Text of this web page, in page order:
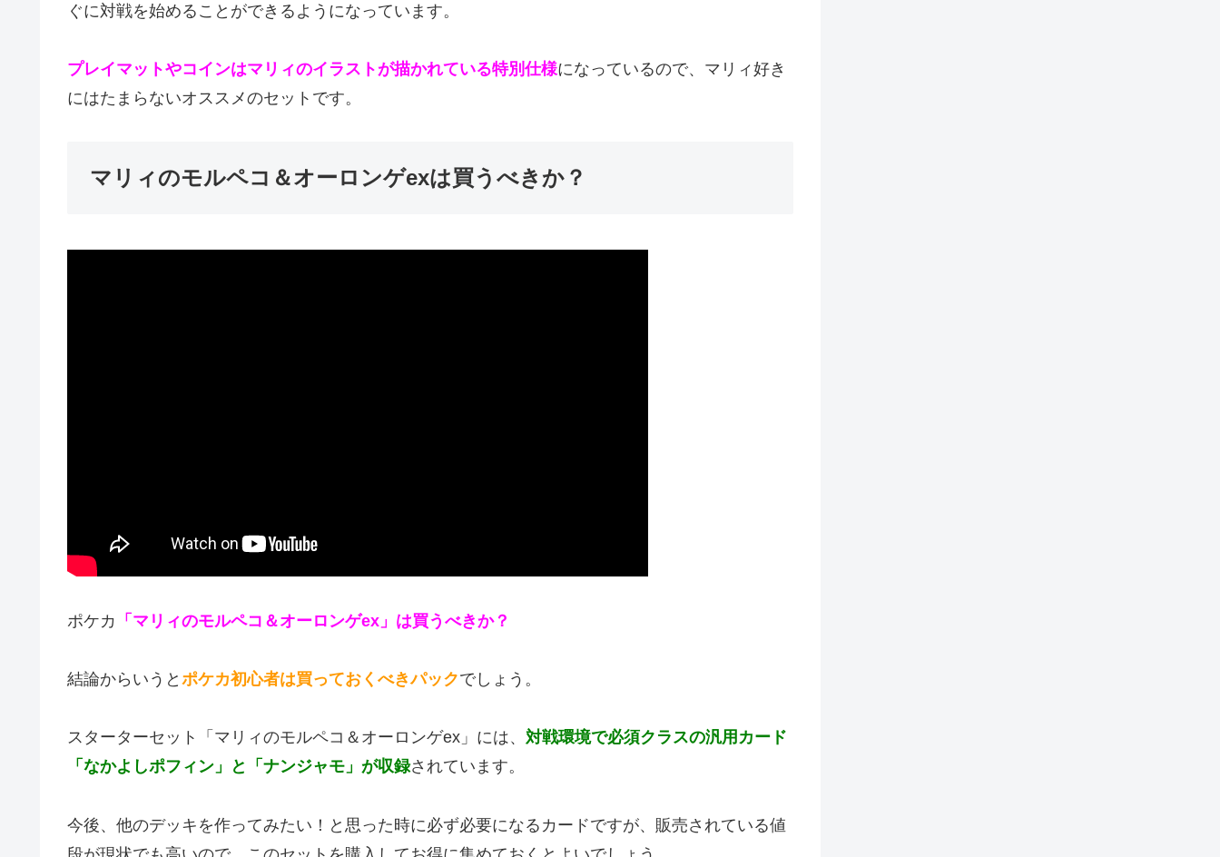
ぐに対戦を始めることができるようになっています。
プレイマットやコインはマリィのイラストが描かれている特別仕様になっているので、マリィ好き
にはたまらないオススメのセットです。
マリィのモルペコ＆オーロンゲexは買うべきか？
ポケカ 「マリィのモルペコ＆オーロンゲex」は買うべきか？
結論からいうと ポケカ初心者は買っておくべきパックでしょう。
スターターセット「マリィのモルペコ＆オーロンゲex」には、 対戦環境で必須クラスの汎用カード
「なかよしポフィン」と「ナンジャモ」が収録されています。
今後、他のデッキを作ってみたい！と思った時に必ず必要になるカードですが、販売されている値